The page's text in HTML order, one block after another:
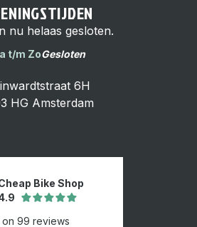
Bike Shop
on 99 reviews
nu helaas gesloten.
t/m ZoGesloten
6H
HG Amsterdam